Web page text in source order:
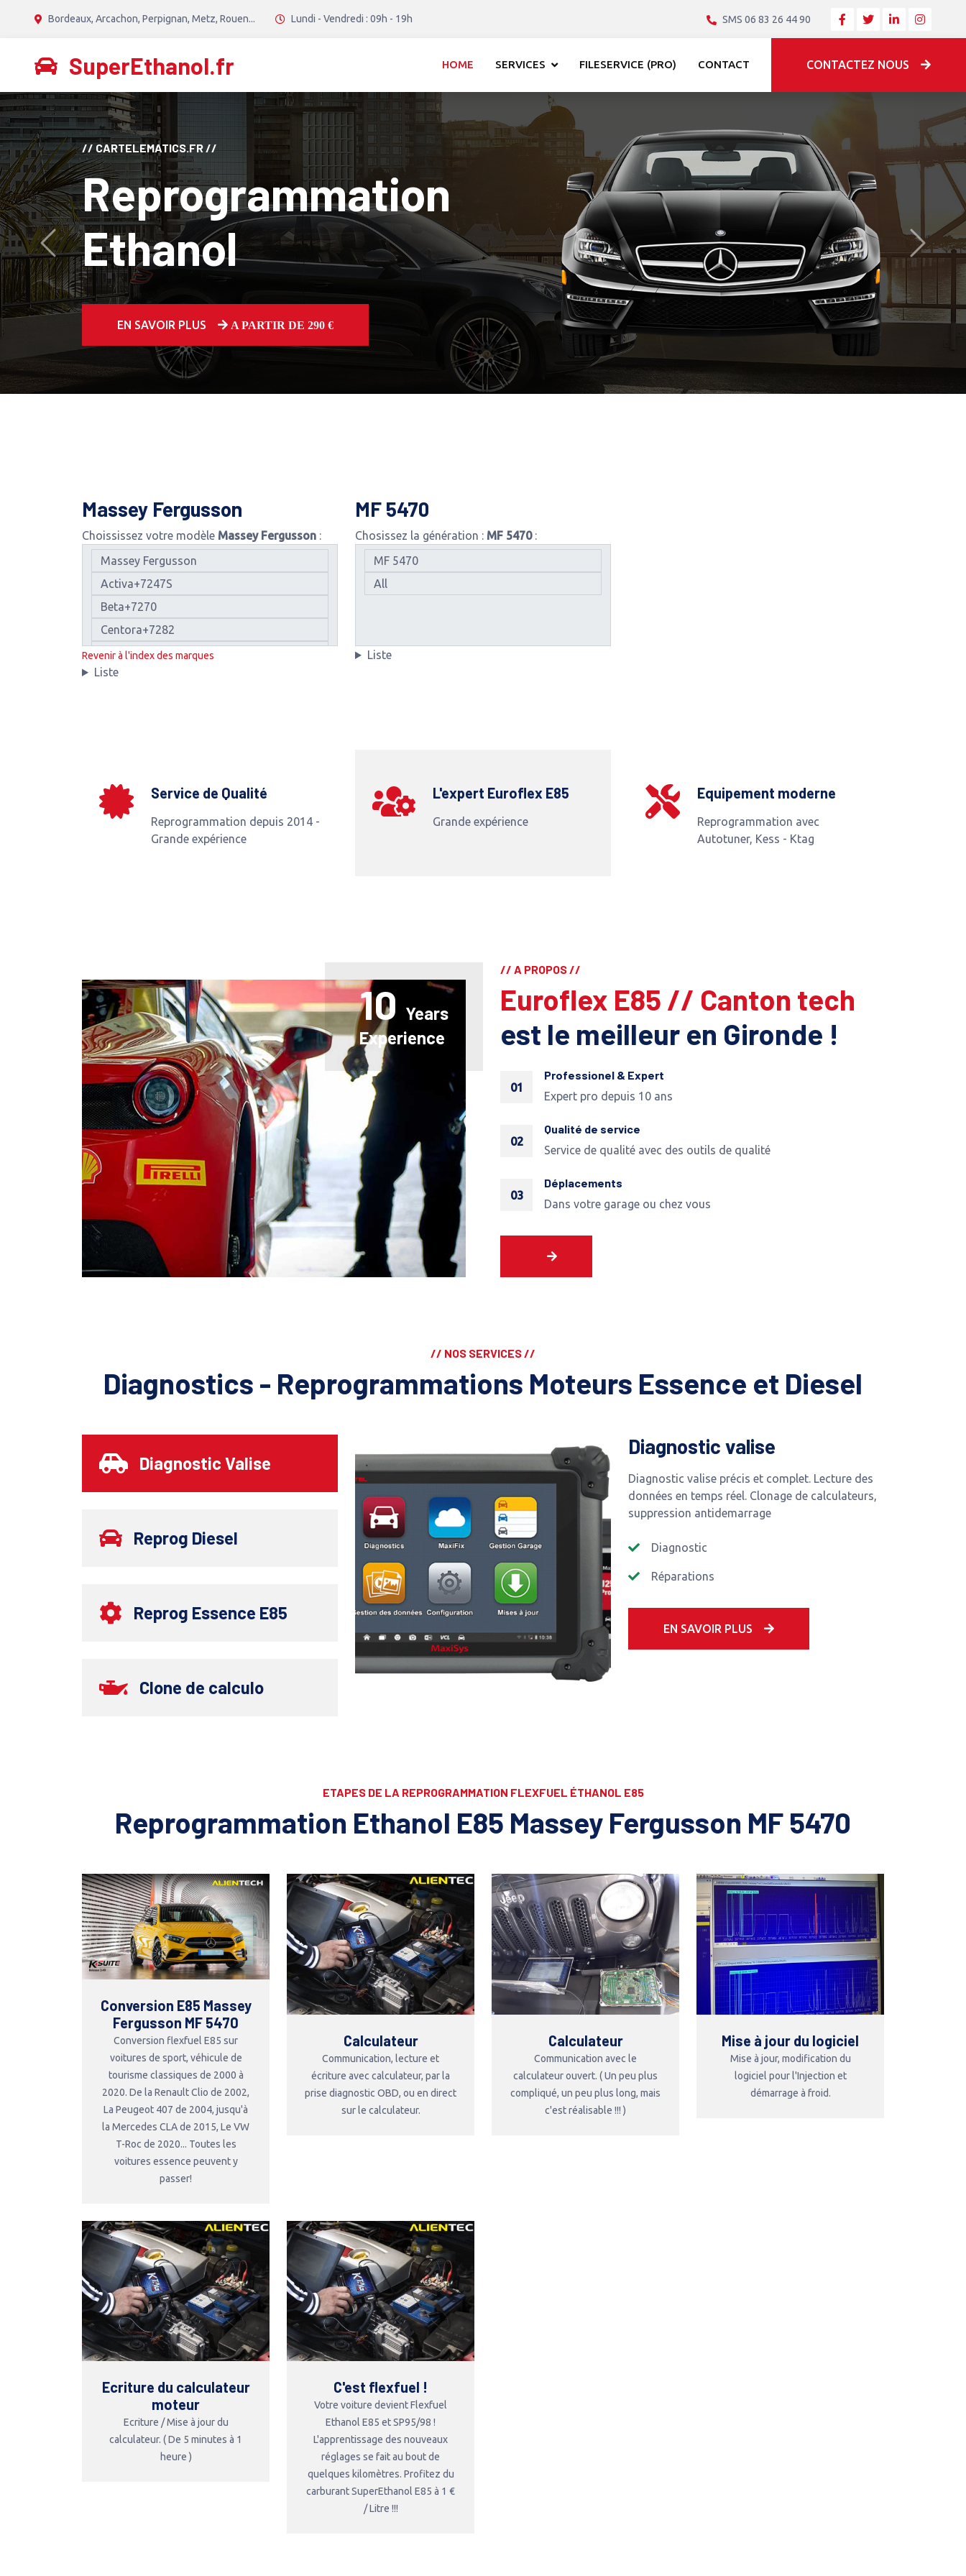
Bordeaux, Arcachon, Perpignan, Metz, Rouen... Lundi - Vendredi : 09h - 19h SMS 06 83 26 44 90
SuperEthanol.fr HOME SERVICES FILESERVICE (PRO) CONTACT CONTACTEZ NOUS
// CANTON TECH //
Reprogrammation
Diesel Stage 1
EN SAVOIR PLUS A PARTIR DE 250 €
Avant Après
Massey Fergusson
Choississez votre modèle Massey Fergusson :
Revenir à l'index des marques
Liste
MF 5470
Chosissez la génération : MF 5470:
Liste
Service de Qualité
Reprogrammation depuis 2014 -
Grande expérience
L'expert Euroflex E85
Grande expérience
Equipement moderne
Reprogrammation avec
Autotuner, Kess - Ktag
10 Years
Experience
// A PROPOS //
Euroflex E85 // Canton tech
est le meilleur en Gironde !
01
Professionel & Expert
Expert pro depuis 10 ans
02
Qualité de service
Service de qualité avec des outils de qualité
03
Déplacements
Dans votre garage ou chez vous
// NOS SERVICES //
Diagnostics - Reprogrammations Moteurs Essence et Diesel
Diagnostic Valise
Reprog Diesel
Reprog Essence E85
Clone de calculo
Diagnostic valise
Diagnostic valise précis et complet. Lecture des
données en temps réel. Clonage de calculateurs,
suppression antidemarrage
Diagnostic
Réparations
EN SAVOIR PLUS
ETAPES DE LA REPROGRAMMATION FLEXFUEL ÉTHANOL E85
Reprogrammation Ethanol E85 Massey Fergusson MF 5470
Conversion E85 Massey
Fergusson MF 5470
Conversion flexfuel E85 sur
voitures de sport, véhicule de
tourisme classiques de 2000 à
2020. De la Renault Clio de 2002,
La Peugeot 407 de 2004, jusqu'à
la Mercedes CLA de 2015, Le VW
T-Roc de 2020... Toutes les
voitures essence peuvent y
passer!
Calculateur
Communication, lecture et
écriture avec calculateur, par la
prise diagnostic OBD, ou en direct
sur le calculateur.
Calculateur
Communication avec le
calculateur ouvert. ( Un peu plus
compliqué, un peu plus long, mais
c'est réalisable !!! )
Mise à jour du logiciel
Mise à jour, modification du
logiciel pour l'Injection et
démarrage à froid.
Ecriture du calculateur
moteur
Ecriture / Mise à jour du
calculateur. ( De 5 minutes à 1
heure )
C'est flexfuel !
Votre voiture devient Flexfuel
Ethanol E85 et SP95/98 !
L'apprentissage des nouveaux
réglages se fait au bout de
quelques kilomètres. Profitez du
carburant SuperEthanol E85 à 1 €
/ Litre !!!